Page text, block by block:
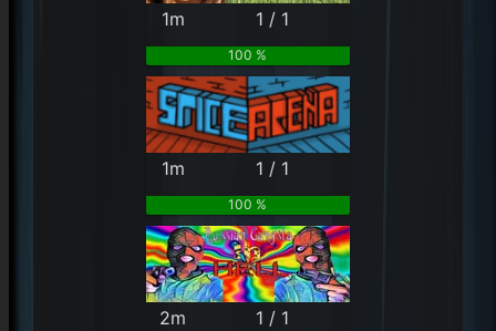
1m 1 / 1
100 %
1m 1 / 1
100 %
2m 1 / 1